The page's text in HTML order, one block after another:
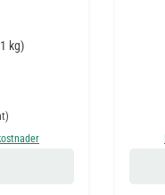
kg)